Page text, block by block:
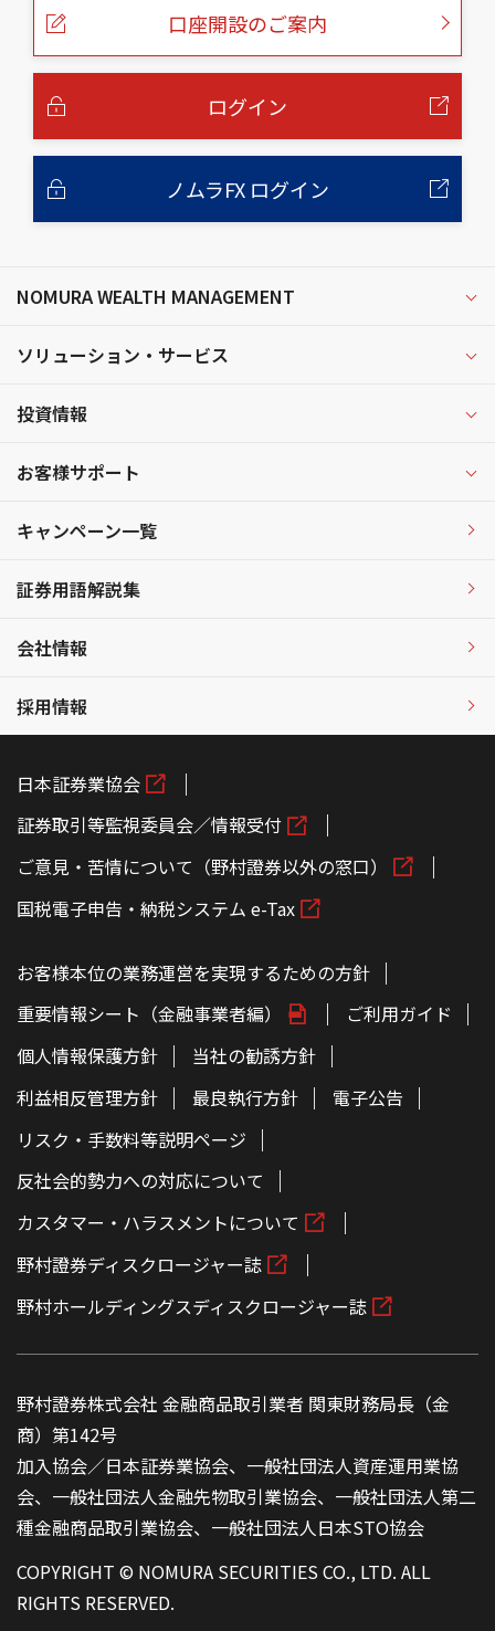
口座開設のご案内
ログイン
ノムラFX ログイン
NOMURA WEALTH MANAGEMENT
ソリューション・サービス
投資情報
お客様サポート
キャンペーン一覧
証券用語解説集
会社情報
採用情報
日本証券業協会
証券取引等監視委員会／情報受付
ご意見・苦情について（野村證券以外の窓口）
国税電子申告・納税システム e-Tax
お客様本位の業務運営を実現するための方針
重要情報シート（金融事業者編）
ご利用ガイド
個人情報保護方針
当社の勧誘方針
利益相反管理方針
最良執行方針
電子公告
リスク・手数料等説明ページ
反社会的勢力への対応について
カスタマー・ハラスメントについて
野村證券ディスクロージャー誌
野村ホールディングスディスクロージャー誌
野村證券株式会社 金融商品取引業者 関東財務局長（金
商）第142号
加入協会／日本証券業協会、一般社団法人資産運用業協
会、一般社団法人金融先物取引業協会、一般社団法人第二
種金融商品取引業協会、一般社団法人日本STO協会
COPYRIGHT © NOMURA SECURITIES CO., LTD. ALL
RIGHTS RESERVED.